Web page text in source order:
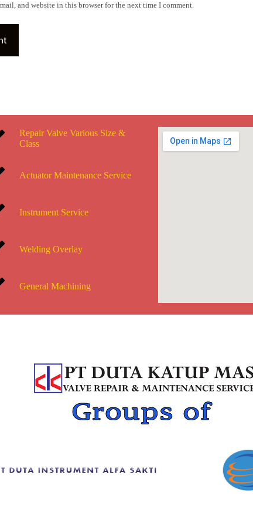
and website in this browser for the next time I comment.
Repair Valve Various Size &
Class
Actuator Maintenance Service
Instrument Service
Welding Overlay
General Machining